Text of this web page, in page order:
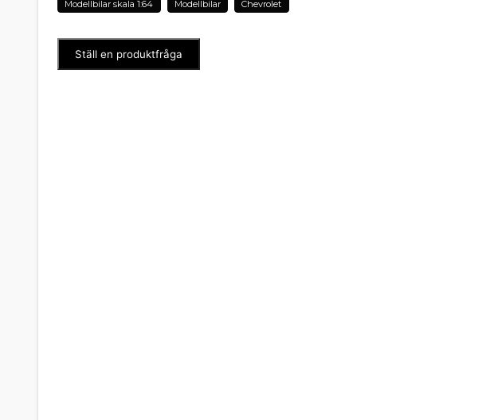
Modellbilar skala 1:64 Modellbilar Chevrolet
Ställ en produktfråga